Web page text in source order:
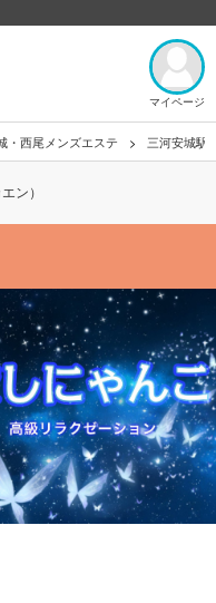
マイページ
・西尾メンズエステ 三河安城駅